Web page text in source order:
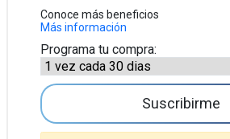
Conoce más beneficios
Más información
Programa tu compra:
Suscribirme